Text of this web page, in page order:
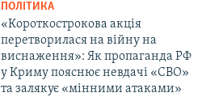
ПОЛІТИКА
«Короткострокова акція
перетворилася на війну на
виснаження»: Як пропаганда РФ
у Криму пояснює невдачі «СВО»
та залякує «мінними атаками»